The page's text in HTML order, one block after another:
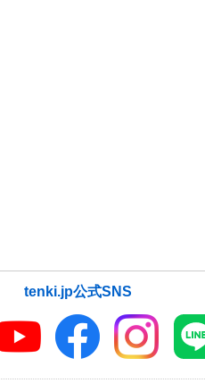
tenki.jp公式SNS